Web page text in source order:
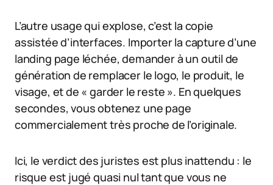
L’autre usage qui explose, c’est la copie
assistée d’interfaces. Importer la capture d’une
landing page léchée, demander à un outil de
génération de remplacer le logo, le produit, le
visage, et de « garder le reste ». En quelques
secondes, vous obtenez une page
commercialement très proche de l’originale.
Ici, le verdict des juristes est plus inattendu : le
risque est jugé quasi nul tant que vous ne